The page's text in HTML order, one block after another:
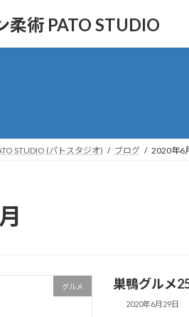
柔術 PATO STUDIO
STUDIO (パトスタジオ) ブログ 2020年6
グルメ 巣鴨グルメ
2020年6月29日